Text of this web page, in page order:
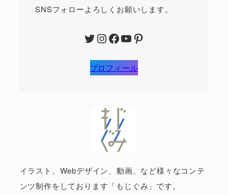
SNSフォローよろしくお願いします。
Twitter InstagramFacebook YouTube Pinterest
プロフィール
イラスト、Webデザイン、動画、など様々なコンテ
ンツ制作をしております「もじぐみ」です。